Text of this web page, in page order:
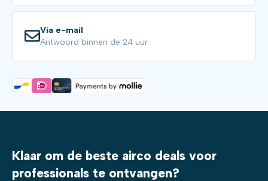
Via e-mail
Antwoord binnen de 24 uur
Klaar om de beste airco deals voor
professionals te ontvangen?